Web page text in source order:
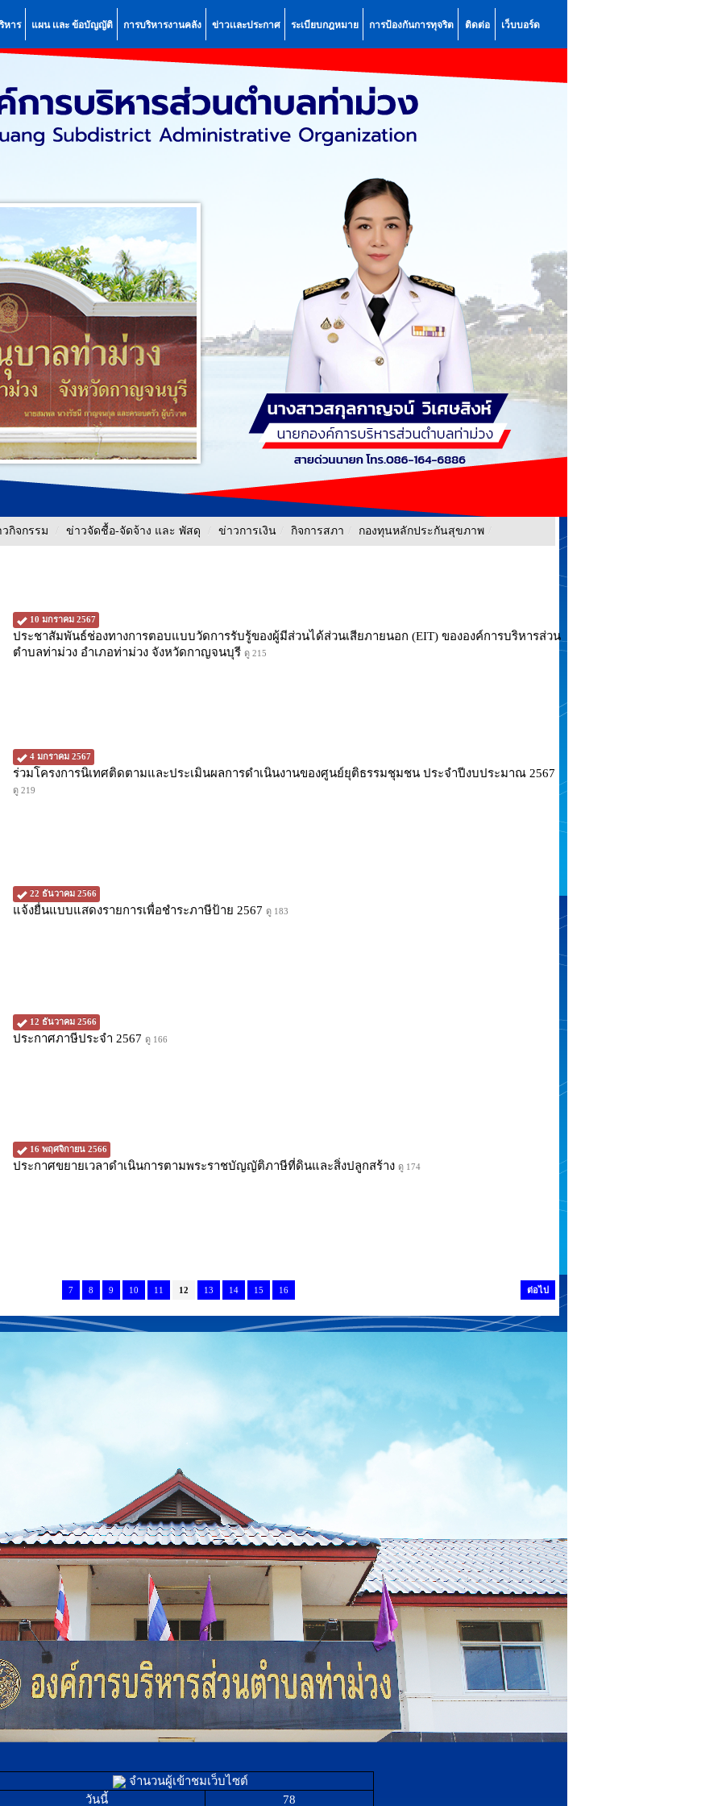
หาร แผน เเละ ข้อบัญญัติ การบริหารงานคลัง ข่าวเเละประกาศ ระเบียบกฎหมาย การป้องกันการทุจริต ติดต่อ เว็บบอร์ด
กิจกรรม / ข่าวจัดชื้อ-จัดจ้าง และ พัสดุ / ข่าวการเงิน / กิจการสภา / กองทุนหลักประกันสุขภาพ /
10 มกราคม 2567
ประชาสัมพันธ์ช่องทางการตอบแบบวัดการรับรู้ของผู้มีส่วนได้ส่วนเสียภายนอก (EIT) ขององค์การบริหารส่วน
ตำบลท่าม่วง อำเภอท่าม่วง จังหวัดกาญจนบุรีดู 215
4 มกราคม 2567
ร่วมโครงการนิเทศติดตามและประเมินผลการดำเนินงานของศูนย์ยุติธรรมชุมชน ประจำปีงบประมาณ 2567
ดู 219
22 ธันวาคม 2566
แจ้งยื่นแบบแสดงรายการเพื่อชำระภาษีป้าย 2567ดู 183
12 ธันวาคม 2566
ประกาศภาษีประจำ 2567ดู 166
16 พฤศจิกายน 2566
ประกาศขยายเวลาดำเนินการตามพระราชบัญญัติภาษีที่ดินและสิ่งปลูกสร้างดู 174
7 8 9 10 11 12 13 14 15 16 ต่อไป
จำนวนผู้เข้าชมเว็บไซต์
วันนี้
78